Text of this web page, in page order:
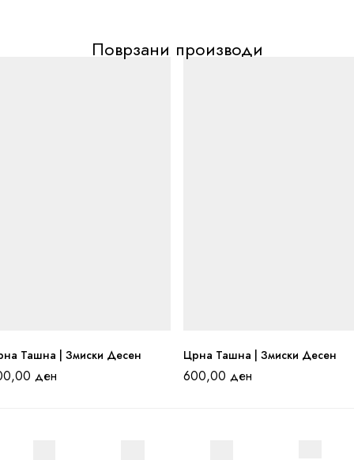
Поврзани производи
Ташна | Змиски Десен
ден
Црна Ташна | Змиски Десен
600,00 ден